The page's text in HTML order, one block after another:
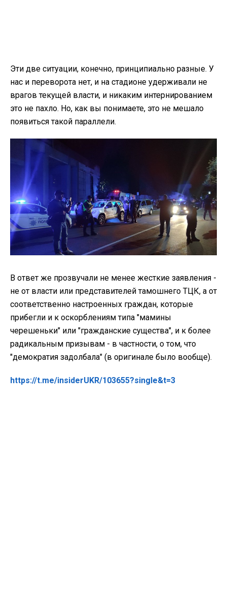
Эти две ситуации, конечно, принципиально разные. У
нас и переворота нет, и на стадионе удерживали не
врагов текущей власти, и никаким интернированием
это не пахло. Но, как вы понимаете, это не мешало
появиться такой параллели.
В ответ же прозвучали не менее жесткие заявления -
не от власти или представителей тамошнего ТЦК, а от
соответственно настроенных граждан, которые
прибегли и к оскорблениям типа "мамины
черешеньки" или "гражданские существа", и к более
радикальным призывам - в частности, о том, что
"демократия задолбала" (в оригинале было вообще).
https://t.me/insiderUKR/103655?single&t=3